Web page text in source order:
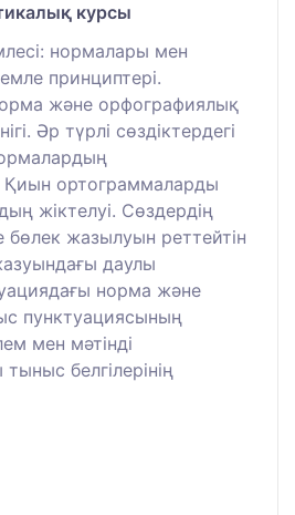
курсы
нормалары мен
принциптері.
және орфографиялық
Әр түрлі сөздіктердегі
Қиын ортограммаларды
жіктелуі. Сөздердің
жазылуын реттейтін
даулы
норма және
пунктуациясының
мен мәтінді
белгілерінің